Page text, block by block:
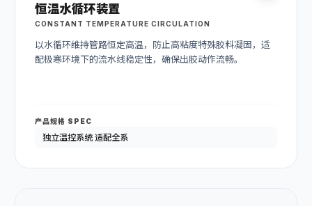
恒温水循环装置
CONSTANT TEMPERATURE CIRCULATION
以水循环维持管路恒定高温，防止高粘度特殊胶料凝固，适
配极寒环境下的流水线稳定性，确保出胶动作流畅。
产品规格 SPEC
独立温控系统 适配全系